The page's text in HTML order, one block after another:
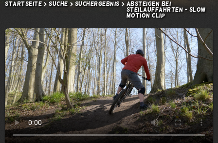
Startseite Suche Suchergebnis
Absteigen bei
Steilauffahrten - Slow
Motion Clip